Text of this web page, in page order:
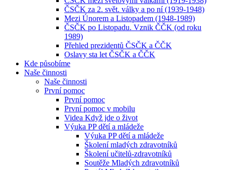
ČSČK za 2. svět. války a po ní (1939-1948)
Mezi Únorem a Listopadem (1948-1989)
ČSČK po Listopadu. Vznik ČČK (od roku
1989)
Přehled prezidentů ČSČK a ČČK
Oslavy sta let ČSČK a ČČK
Kde působíme
Naše činnosti
Naše činnosti
První pomoc
První pomoc
První pomoc v mobilu
Videa Když jde o život
Výuka PP dětí a mládeže
Výuka PP dětí a mládeže
Školení mladých zdravotníků
Školení učitelů-zdravotníků
Soutěže Mladých zdravotníků